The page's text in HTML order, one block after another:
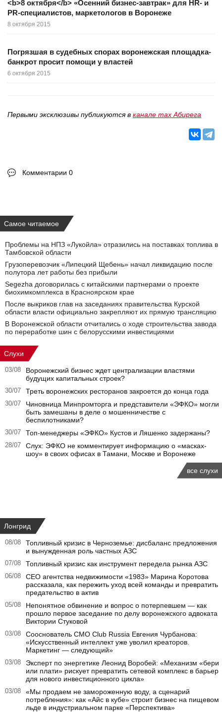
<b>8 октября</b> «Осенний бизнес-завтрак» для HR- и
PR-специалистов, маркетологов в Воронеже
8 октября 2015
Погрязшая в судебных спорах воронежская площадка-
банкрот просит помощи у властей
6 октября 2015
Первыми эксклюзивы публикуются в канале max Абирега
Комментарии 0
Самое читаемое
Проблемы на НПЗ «Лукойла» отразились на поставках топлива в
Тамбовской области
Грузоперевозчик «Липецкий Щебень» начал ликвидацию после
полутора лет работы без прибыли
Segezha договорилась с китайскими партнерами о проекте
биохимкомплекса в Красноярском крае
После выкриков глав на заседаниях правительства Курской
области власти официально закрепляют их прямую трансляцию
В Воронежской области отчитались о ходе строительства завода
по переработке шин с белорусскими инвестициями
Слухи
03/08
Воронежский бизнес ждет централизации властями
будущих капитальных строек?
30/07 Треть воронежских ресторанов закроется до конца года
30/07
Чиновница Минпромторга и представители «ЭФКО» могли
быть замешаны в деле о мошенничестве с
беспилотниками?
30/07 Топ-менеджеры «ЭФКО» Кустов и Ляшенко задержаны?
28/07
Слух: ЭФКО не комментирует информацию о «масках-
шоу» в своих офисах в Тамани, Москве и Воронеже
все слухи
Лонгрид
08/08
Топливный кризис в Черноземье: дисбаланс предложения
и вынужденная роль частных АЗС
07/08 Топливный кризис как инструмент передела рынка АЗС
06/08
CEO агентства недвижимости «1983» Марина Коротова
рассказала, как пережить уход всей команды и превратить
предательство в актив
05/08
Непонятное обвинение и вопрос о потерпевшем — как
прошло первое заседание по делу воронежского адвоката
Виктории Стуковой
03/08
Сооснователь CMO Club Russia Евгения Чурбанова:
«Искусственный интеллект уже уволил креаторов.
Маркетинг — следующий»
03/08
Эксперт по энергетике Леонид Воробей: «Механизм «бери
или плати» рискует превратить сетевой комплекс в барьер
для нового инвестиционного цикла»
03/08
«Мы продаем не замороженную воду, а сценарий
потребления»: как «Айс в кубе» строит бизнес на пищевом
льде в индустриальном парке «Перспектива»